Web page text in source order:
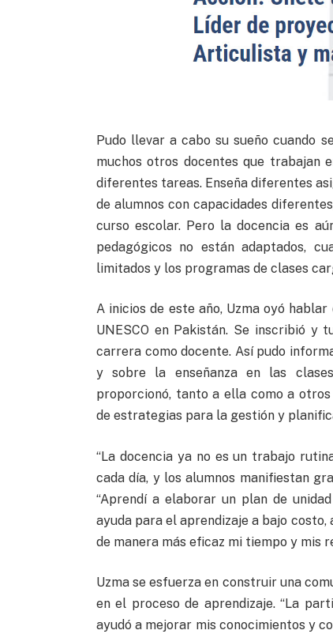
Pudo llevar a cabo su sueño cuando
muchos otros docentes que trabajan
diferentes tareas. Enseña diferentes
de alumnos con capacidades
curso escolar. Pero la docencia es
pedagógicos no están adaptados,
limitados y los programas de clases
A inicios de este año, Uzma oyó
UNESCO en Pakistán. Se inscribió y
carrera como docente. Así pudo
y sobre la enseñanza en las
proporcionó, tanto a ella como a
de estrategias para la gestión y
“La docencia ya no es un trabajo
cada día, y los alumnos manifiestan
“Aprendí a elaborar un plan de
ayuda para el aprendizaje a bajo
de manera más eficaz mi tiempo y mis
Uzma se esfuerza en construir una
en el proceso de aprendizaje. “La
ayudó a mejorar mis conocimientos y